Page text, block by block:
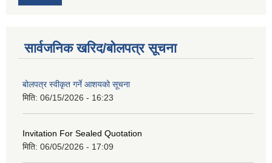
सार्वजनिक खरिद/बोलपत्र सूचना
बोलपत्र स्वीकृत गर्ने आशयको सूचना
मिति: 06/15/2026 - 16:23
Invitation For Sealed Quotation
मिति: 06/05/2026 - 17:09